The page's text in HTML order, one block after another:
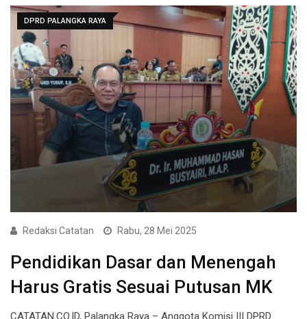
DPRD PALANGKA RAYA
Redaksi Catatan Rabu, 28 Mei 2025
Pendidikan Dasar dan Menengah
Harus Gratis Sesuai Putusan MK
CATATAN.CO.ID, Palangka Raya – Anggota Komisi III DPRD